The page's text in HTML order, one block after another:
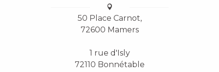
50 Place Carnot,
72600 Mamers
1 rue d'Isly
72110 Bonnétable